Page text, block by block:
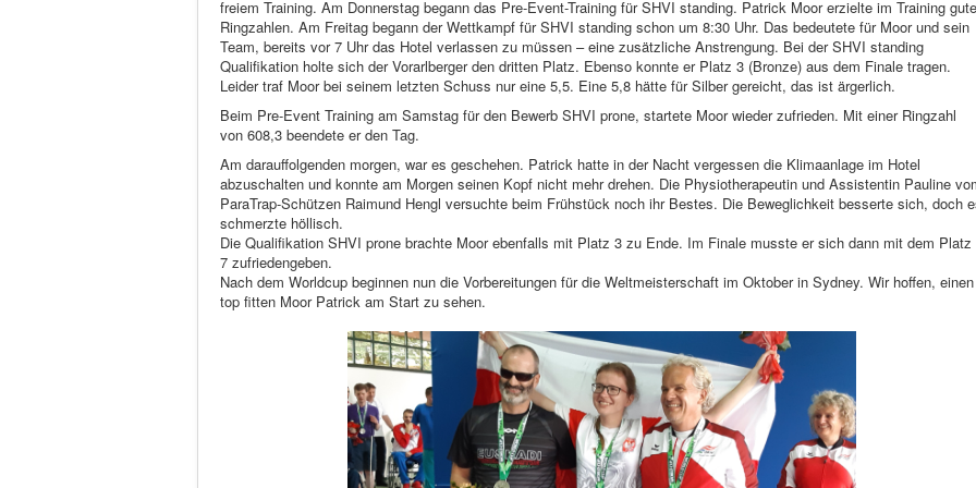
freiem Training. Am Donnerstag begann das Pre-Event-Training für SHVI standing. Patrick Moor erzielte im Training gute
Ringzahlen. Am Freitag begann der Wettkampf für SHVI standing schon um 8:30 Uhr. Das bedeutete für Moor und sein
Team, bereits vor 7 Uhr das Hotel verlassen zu müssen – eine zusätzliche Anstrengung. Bei der SHVI standing
Qualifikation holte sich der Vorarlberger den dritten Platz. Ebenso konnte er Platz 3 (Bronze) aus dem Finale tragen.
Leider traf Moor bei seinem letzten Schuss nur eine 5,5. Eine 5,8 hätte für Silber gereicht, das ist ärgerlich.
Beim Pre-Event Training am Samstag für den Bewerb SHVI prone, startete Moor wieder zufrieden. Mit einer Ringzahl
von 608,3 beendete er den Tag.
Am darauffolgenden morgen, war es geschehen. Patrick hatte in der Nacht vergessen die Klimaanlage im Hotel
abzuschalten und konnte am Morgen seinen Kopf nicht mehr drehen. Die Physiotherapeutin und Assistentin Pauline
ParaTrap-Schützen Raimund Hengl versuchte beim Frühstück noch ihr Bestes. Die Beweglichkeit besserte sich, doch
schmerzte höllisch.
Die Qualifikation SHVI prone brachte Moor ebenfalls mit Platz 3 zu Ende. Im Finale musste er sich dann mit dem Platz
7 zufriedengeben.
Nach dem Worldcup beginnen nun die Vorbereitungen für die Weltmeisterschaft im Oktober in Sydney. Wir hoffen, einen
top fitten Moor Patrick am Start zu sehen.